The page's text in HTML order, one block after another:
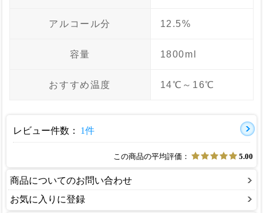
アルコール分 12.5%
容量 1800ml
おすすめ温度 14℃～16℃
レビュー件数： 1件
この商品の平均評価： 5.00
商品についてのお問い合わせ
お気に入りに登録